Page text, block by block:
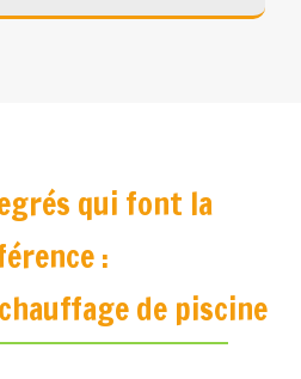
qui font la
:
de piscine